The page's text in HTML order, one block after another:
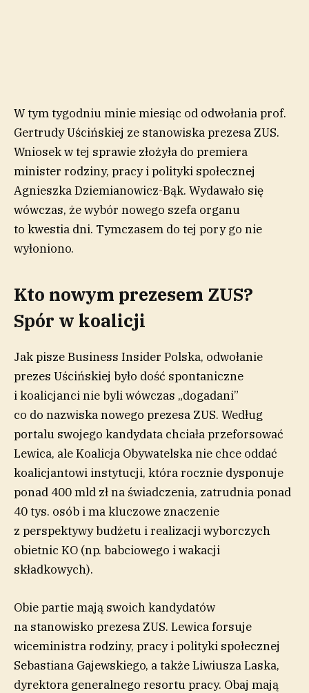
W tym tygodniu minie miesiąc od odwołania prof.
Gertrudy Uścińskiej ze stanowiska prezesa ZUS.
Wniosek w tej sprawie złożyła do premiera
minister rodziny, pracy i polityki społecznej
Agnieszka Dziemianowicz-Bąk. Wydawało się
wówczas, że wybór nowego szefa organu
to kwestia dni. Tymczasem do tej pory go nie
wyłoniono.
Kto nowym prezesem ZUS?
Spór w koalicji
Jak pisze Business Insider Polska, odwołanie
prezes Uścińskiej było dość spontaniczne
i koalicjanci nie byli wówczas „dogadani”
co do nazwiska nowego prezesa ZUS. Według
portalu swojego kandydata chciała przeforsować
Lewica, ale Koalicja Obywatelska nie chce oddać
koalicjantowi instytucji, która rocznie dysponuje
ponad 400 mld zł na świadczenia, zatrudnia ponad
40 tys. osób i ma kluczowe znaczenie
z perspektywy budżetu i realizacji wyborczych
obietnic KO (np. babciowego i wakacji
składkowych).
Obie partie mają swoich kandydatów
na stanowisko prezesa ZUS. Lewica forsuje
wiceministra rodziny, pracy i polityki społecznej
Sebastiana Gajewskiego, a także Liwiusza Laska,
dyrektora generalnego resortu pracy. Obaj mają